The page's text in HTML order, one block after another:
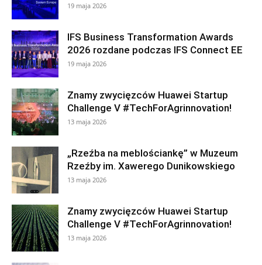
19 maja 2026
IFS Business Transformation Awards
2026 rozdane podczas IFS Connect EE
19 maja 2026
Znamy zwycięzców Huawei Startup
Challenge V #TechForAgrinnovation!
13 maja 2026
„Rzeźba na meblościankę” w Muzeum
Rzeźby im. Xawerego Dunikowskiego
13 maja 2026
Znamy zwycięzców Huawei Startup
Challenge V #TechForAgrinnovation!
13 maja 2026